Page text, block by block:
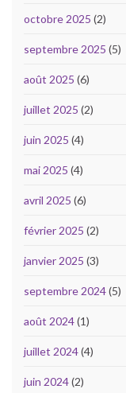
octobre 2025 (2)
septembre 2025 (5)
août 2025 (6)
juillet 2025 (2)
juin 2025 (4)
mai 2025 (4)
avril 2025 (6)
février 2025 (2)
janvier 2025 (3)
septembre 2024(5)
août 2024(1)
juillet 2024(4)
juin 2024(2)